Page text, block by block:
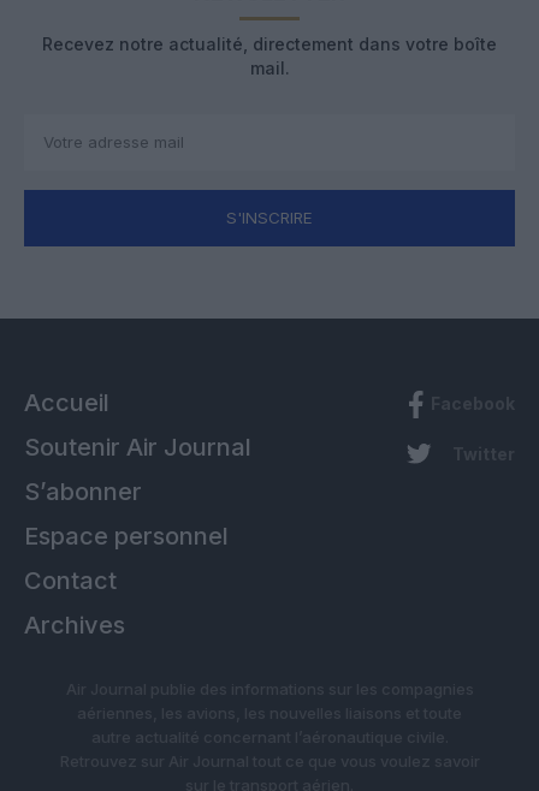
Recevez notre actualité, directement dans votre boîte
mail.
S'INSCRIRE
Accueil
Soutenir Air Journal
S’abonner
Espace personnel
Contact
Archives